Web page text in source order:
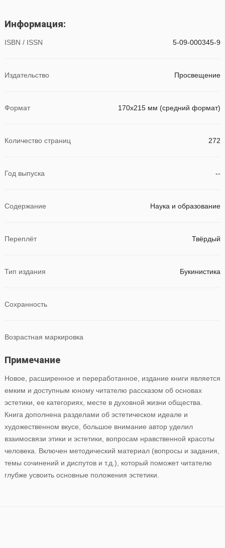
Информация:
ISBN / ISSN 5-09-000345-9
Издательство Просвещение
Формат 170х215 мм (средний формат)
Количество страниц 272
Год выпуска --
Содержание Наука и образование
Переплёт Твёрдый
Тип издания Букинистика
Сохранность
Возрастная маркировка
Примечание
Новое, расширенное и переработанное, издание книги является
емким и доступным юному читателю рассказом об основах
эстетики, ее категориях, месте в духовной жизни общества.
Книга дополнена разделами об эстетическом идеале и
художественном вкусе, большое внимание автор уделил
взаимосвязи этики и эстетики, вопросам нравственной красоты
человека. Включен методический материал (вопросы и задания,
темы сочинений и диспутов и т.д.), который поможет читателю
глубже усвоить основные положения эстетики.